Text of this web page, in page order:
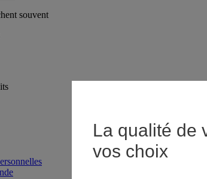
souvent
La qualité de
vos choix